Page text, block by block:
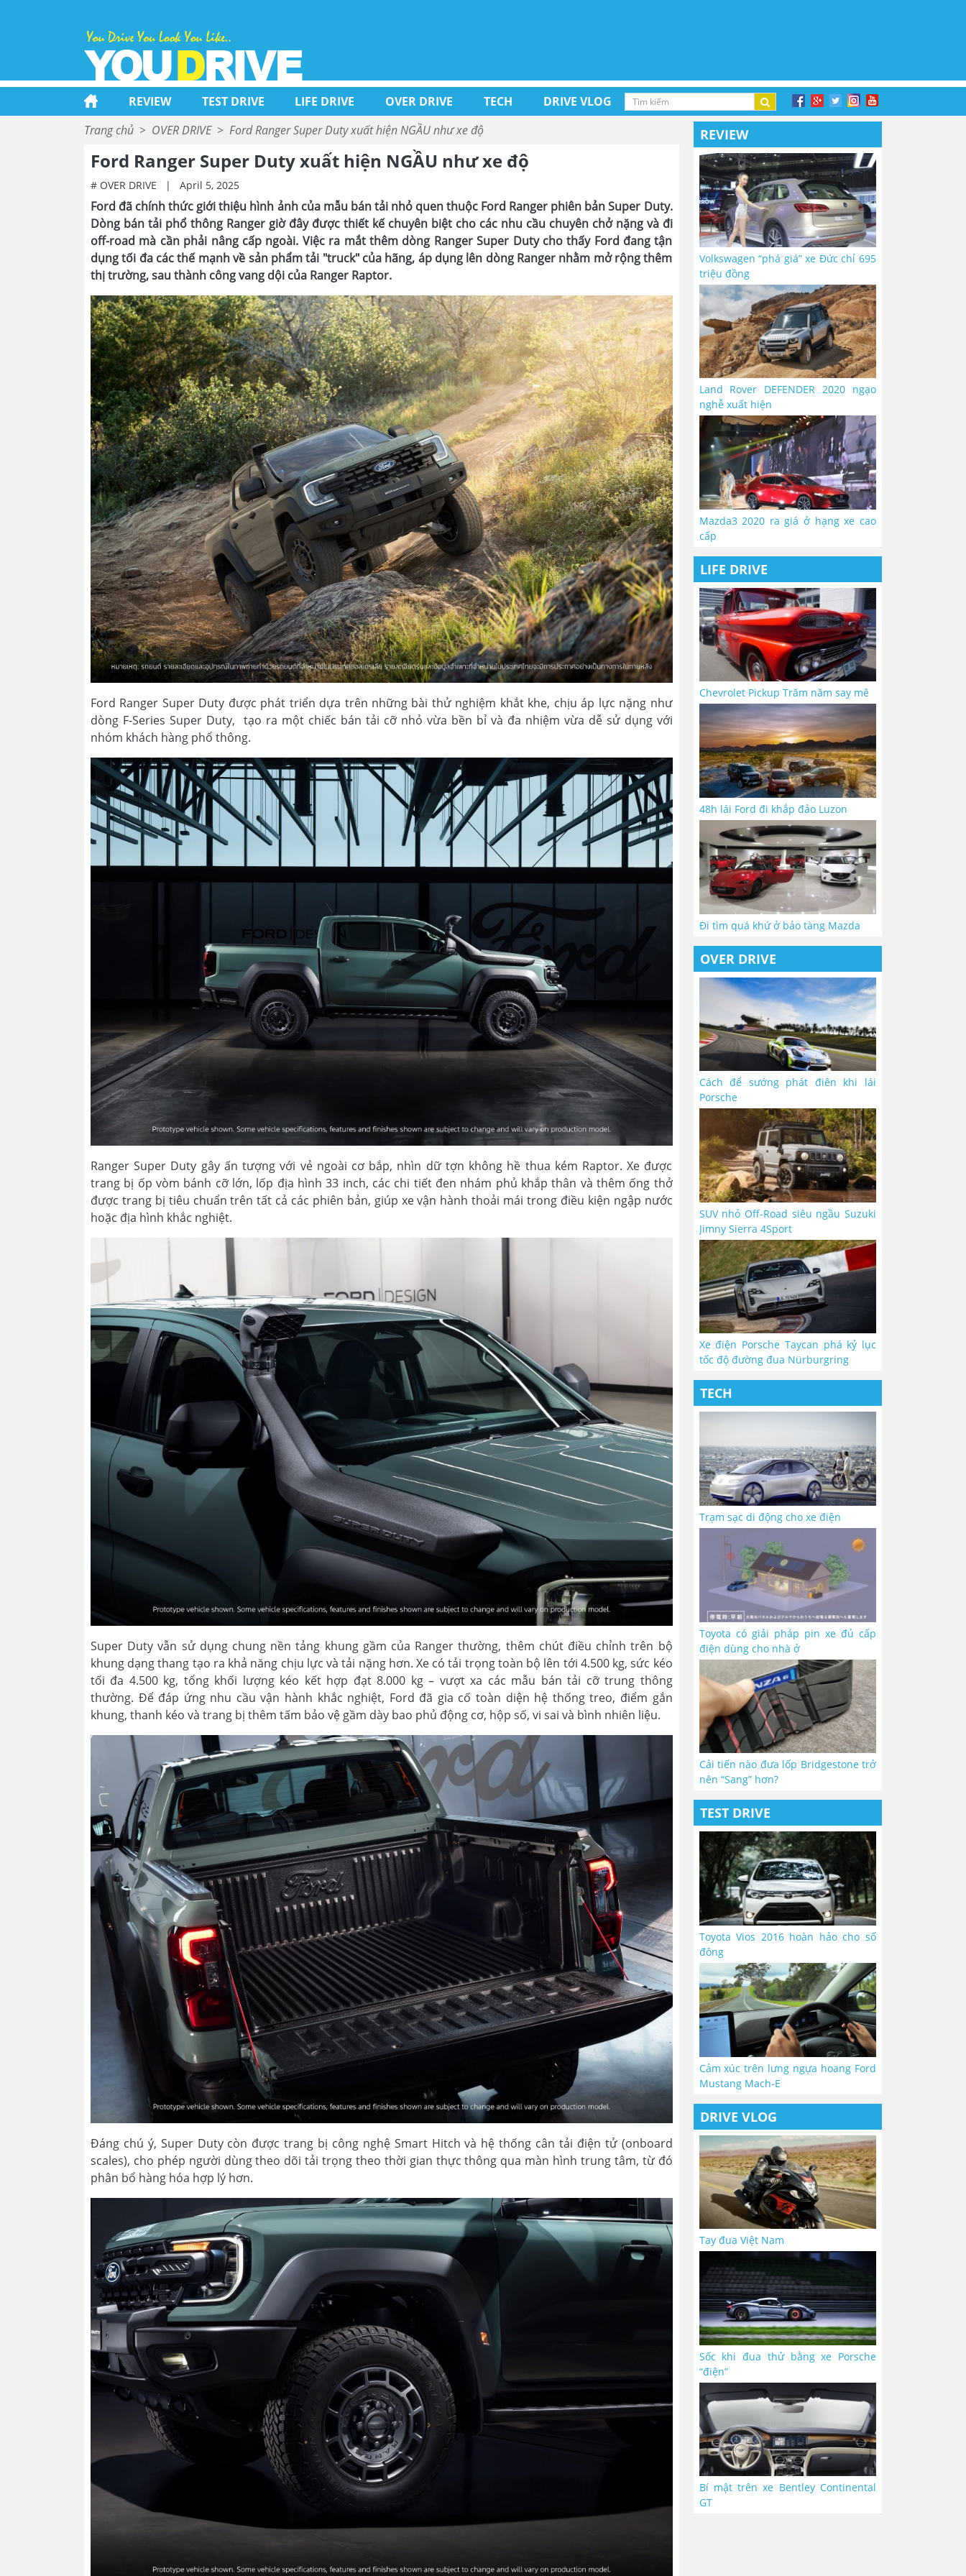
REVIEW TEST DRIVE LIFE DRIVE OVER DRIVE TECH
DRIVE VLOG
Trang chủ > OVER DRIVE > Ford Ranger Super Duty xuất hiện NGẦU như xe độ
Ford Ranger Super Duty xuất hiện NGẦU như xe độ
# OVER DRIVE | April 5, 2025
Ford đã chính thức giới thiệu hình ảnh của mẫu bán tải nhỏ quen thuộc Ford Ranger phiên bản Super Duty.
Dòng bán tải phổ thông Ranger giờ đây được thiết kế chuyên biệt cho các nhu cầu chuyên chở nặng và đi
off-road mà cần phải nâng cấp ngoài. Việc ra mắt thêm dòng Ranger Super Duty cho thấy Ford đang tận
dụng tối đa các thế mạnh về sản phẩm tải "truck" của hãng, áp dụng lên dòng Ranger nhằm mở rộng thêm
thị trường, sau thành công vang dội của Ranger Raptor.
Ford Ranger Super Duty được phát triển dựa trên những bài thử nghiệm khắt khe, chịu áp lực nặng như
dòng F-Series Super Duty, tạo ra một chiếc bán tải cỡ nhỏ vừa bền bỉ và đa nhiệm vừa dễ sử dụng với
nhóm khách hàng phổ thông.
Ranger Super Duty gây ấn tượng với vẻ ngoài cơ bắp, nhìn dữ tợn không hề thua kém Raptor. Xe được
trang bị ốp vòm bánh cỡ lớn, lốp địa hình 33 inch, các chi tiết đen nhám phủ khắp thân và thêm ống thở
được trang bị tiêu chuẩn trên tất cả các phiên bản, giúp xe vận hành thoải mái trong điều kiện ngập nước
hoặc địa hình khắc nghiệt.
Super Duty vẫn sử dụng chung nền tảng khung gầm của Ranger thường, thêm chút điều chỉnh trên bộ
khung dạng thang tạo ra khả năng chịu lực và tải nặng hơn. Xe có tải trọng toàn bộ lên tới 4.500 kg, sức kéo
tối đa 4.500 kg, tổng khối lượng kéo kết hợp đạt 8.000 kg – vượt xa các mẫu bán tải cỡ trung thông
thường. Để đáp ứng nhu cầu vận hành khắc nghiệt, Ford đã gia cố toàn diện hệ thống treo, điểm gắn
khung, thanh kéo và trang bị thêm tấm bảo vệ gầm dày bao phủ động cơ, hộp số, vi sai và bình nhiên liệu.
Đáng chú ý, Super Duty còn được trang bị công nghệ Smart Hitch và hệ thống cân tải điện tử (onboard
scales), cho phép người dùng theo dõi tải trọng theo thời gian thực thông qua màn hình trung tâm, từ đó
phân bổ hàng hóa hợp lý hơn.
REVIEW
Volkswagen “phá giá” xe Đức chỉ 695
triệu đồng
Land Rover DEFENDER 2020 ngạo
nghễ xuất hiện
Mazda3 2020 ra giá ở hạng xe cao
cấp
LIFE DRIVE
Chevrolet Pickup Trăm năm say mê
48h lái Ford đi khắp đảo Luzon
Đi tìm quá khứ ở bảo tàng Mazda
OVER DRIVE
Cách để sướng phát điên khi lái
Porsche
SUV nhỏ Off-Road siêu ngầu Suzuki
Jimny Sierra 4Sport
Xe điện Porsche Taycan phá kỷ lục
tốc độ đường đua Nürburgring
TECH
Trạm sạc di động cho xe điện
Toyota có giải pháp pin xe đủ cấp
điện dùng cho nhà ở
Cải tiến nào đưa lốp Bridgestone trở
nên “Sang” hơn?
TEST DRIVE
Toyota Vios 2016 hoàn hảo cho số
đông
Cảm xúc trên lưng ngựa hoang Ford
Mustang Mach-E
DRIVE VLOG
Tay đua Việt Nam
Sốc khi đua thử bằng xe Porsche
“điện”
Bí mật trên xe Bentley Continental
GT